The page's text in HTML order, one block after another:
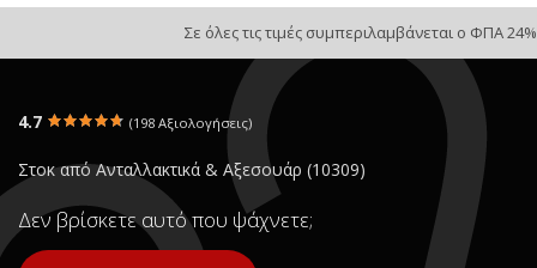
Σε όλες τις τιμές συμπεριλαμβάνεται ο ΦΠΑ 24%
4.7 (198 Αξιολογήσεις)
Στοκ από Ανταλλακτικά & Αξεσουάρ (10309)
Δεν βρίσκετε αυτό που ψάχνετε;